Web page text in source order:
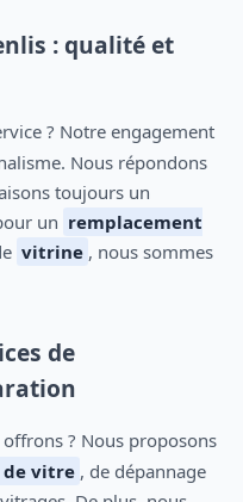
: qualité et
Nous répondons
toujours un
un remplacement
vitrine , nous sommes
de
de vitre , de dépannage